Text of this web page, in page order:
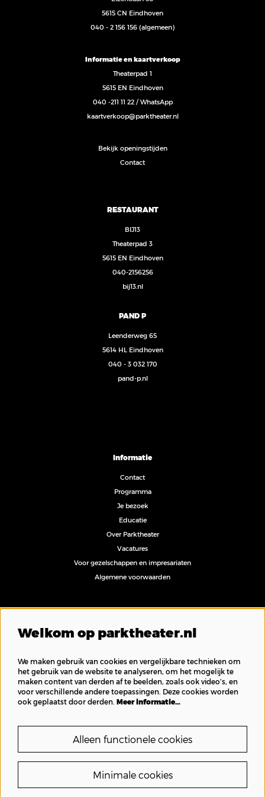
5615 CN Eindhoven
040 - 2 156 156 (algemeen)
Informatie en kaartverkoop
Theaterpad 1
5615 EN Eindhoven
040 -211 11 22/WhatsApp
kaartverkoop@parktheater.nl
Bekijk openingstijden
Contact
RESTAURANT
BIJ13
Theaterpad 3
5615 EN Eindhoven
040-2156256
bij13.nl
PAND P
Leenderweg 65
5614 HL Eindhoven
040 - 3 032 170
pand-p.nl
Informatie
Contact
Programma
Je bezoek
Educatie
Over Parktheater
Vacatures
Voor gezelschappen en impresariaten
Algemene voorwaarden
Inschrijven nieuwsbrief
Welkom op parktheater.nl
We maken gebruik van cookies en vergelijkbare technieken om
het gebruik van de website te analyseren, om het mogelijk te
maken content van derden af te beelden, zoals ook video’s, en
voor verschillende andere toepassingen. Deze cookies worden
ook geplaatst door derden. Meer informatie…
Alleen functionele cookies
Minimale cookies